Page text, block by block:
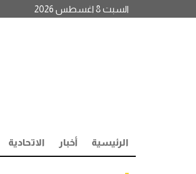
السبت 8 اغسطس 2026
الرئيسية أخبار الاتحادية